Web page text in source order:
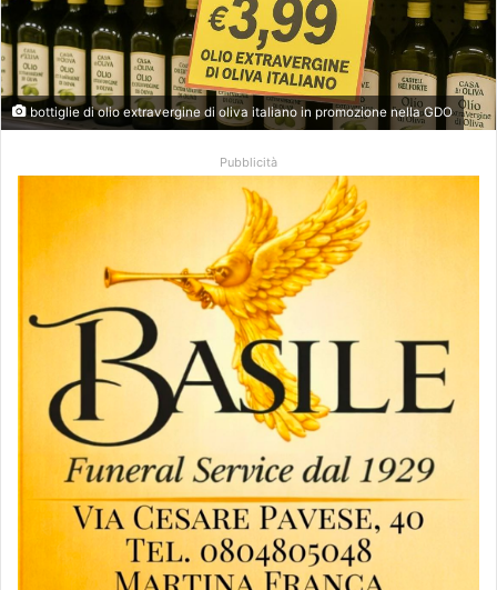
bottiglie di olio extravergine di oliva italiano in promozione nella GDO
Pubblicità